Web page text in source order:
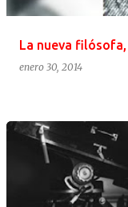
La nueva filósofa,
enero 30, 2014